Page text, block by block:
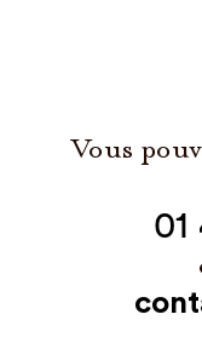
Vous
01